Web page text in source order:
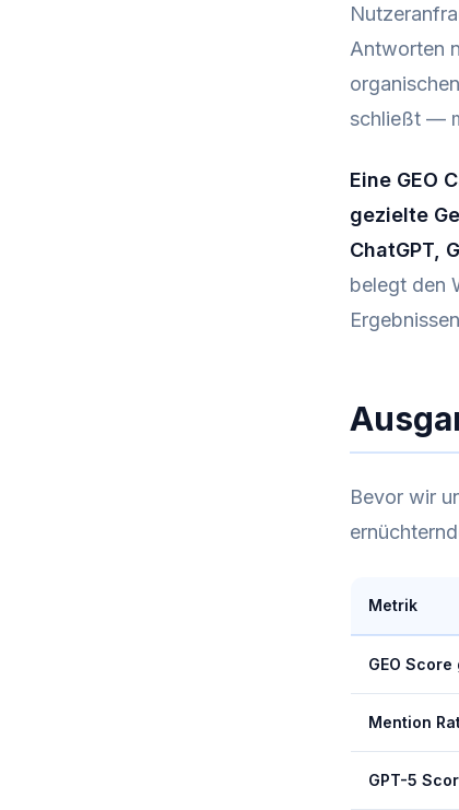
Antworten
schließt —
Eine GEO
gezielte
ChatGPT,
belegt den
Bevor wir
Metrik
GEO Score
Mention
GPT-5